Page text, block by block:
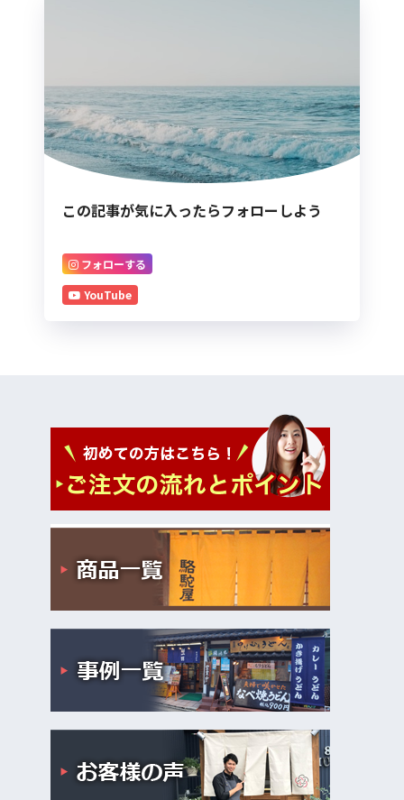
この記事が気に入ったらフォローしよう
フォローする
YouTube